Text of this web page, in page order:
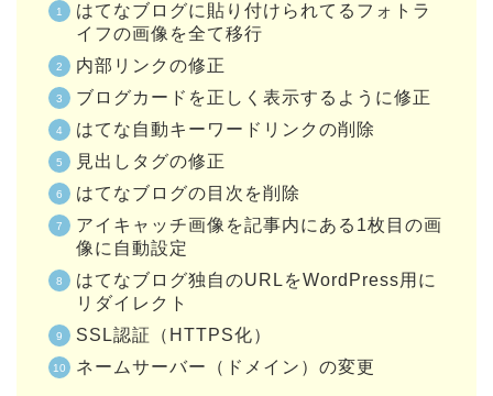
はてなブログに貼り付けられてるフォトラ
イフの画像を全て移行
内部リンクの修正
ブログカードを正しく表示するように修正
はてな自動キーワードリンクの削除
見出しタグの修正
はてなブログの目次を削除
アイキャッチ画像を記事内にある1枚目の画
像に自動設定
はてなブログ独自のURLをWordPress用に
リダイレクト
SSL認証（HTTPS化）
ネームサーバー（ドメイン）の変更